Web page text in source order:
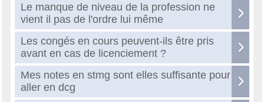
Le manque de niveau de la profession ne
vient il pas de l'ordre lui même
Les congés en cours peuvent-ils être pris
avant en cas de licenciement ?
Mes notes en stmg sont elles suffisante pour
aller en dcg